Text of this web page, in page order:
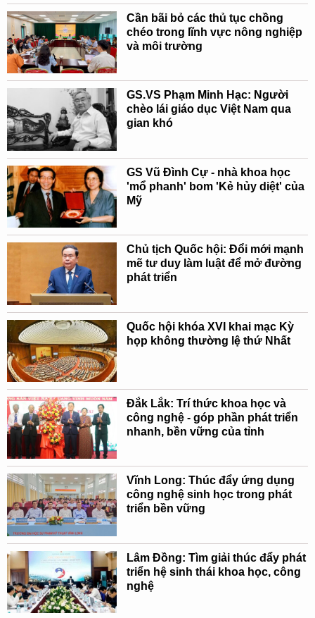
Cần bãi bỏ các thủ tục chồng
chéo trong lĩnh vực nông nghiệp
và môi trường
GS.VS Phạm Minh Hạc: Người
chèo lái giáo dục Việt Nam qua
gian khó
GS Vũ Đình Cự - nhà khoa học
'mổ phanh' bom 'Kẻ hủy diệt' của
Mỹ
Chủ tịch Quốc hội: Đổi mới mạnh
mẽ tư duy làm luật để mở đường
phát triển
Quốc hội khóa XVI khai mạc Kỳ
họp không thường lệ thứ Nhất
Đắk Lắk: Trí thức khoa học và
công nghệ - góp phần phát triển
nhanh, bền vững của tỉnh
Vĩnh Long: Thúc đẩy ứng dụng
công nghệ sinh học trong phát
triển bền vững
Lâm Đồng: Tìm giải thúc đẩy phát
triển hệ sinh thái khoa học, công
nghệ